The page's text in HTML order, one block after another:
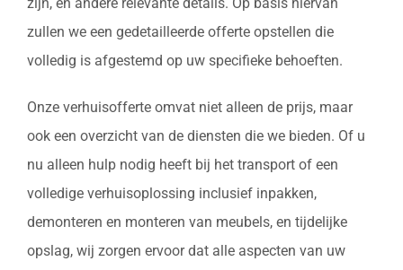
zijn, en andere relevante details. Op basis hiervan
zullen we een gedetailleerde offerte opstellen die
volledig is afgestemd op uw specifieke behoeften.
Onze verhuisofferte omvat niet alleen de prijs, maar
ook een overzicht van de diensten die we bieden. Of u
nu alleen hulp nodig heeft bij het transport of een
volledige verhuisoplossing inclusief inpakken,
demonteren en monteren van meubels, en tijdelijke
opslag, wij zorgen ervoor dat alle aspecten van uw